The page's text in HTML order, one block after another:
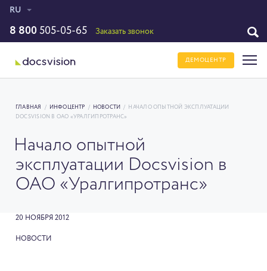
RU
8 800 505-05-65 Заказать звонок
ДЕМОЦЕНТР
ГЛАВНАЯ / ИНФОЦЕНТР / НОВОСТИ /
НАЧАЛО ОПЫТНОЙ ЭКСПЛУАТАЦИИ
DOCSVISION В ОАО «УРАЛГИПРОТРАНС»
Начало опытной
эксплуатации Docsvision в
ОАО «Уралгипротранс»
20 НОЯБРЯ 2012
НОВОСТИ